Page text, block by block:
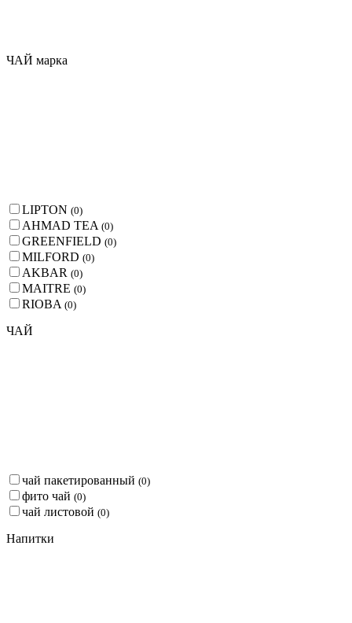
ЧАЙ марка
LIPTON (0)
AHMAD TEA (0)
GREENFIELD (0)
MILFORD (0)
AKBAR (0)
MAITRE (0)
RIOBA (0)
ЧАЙ
чай пакетированный (0)
фито чай (0)
чай листовой (0)
Напитки